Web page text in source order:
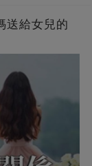
送給女兒的